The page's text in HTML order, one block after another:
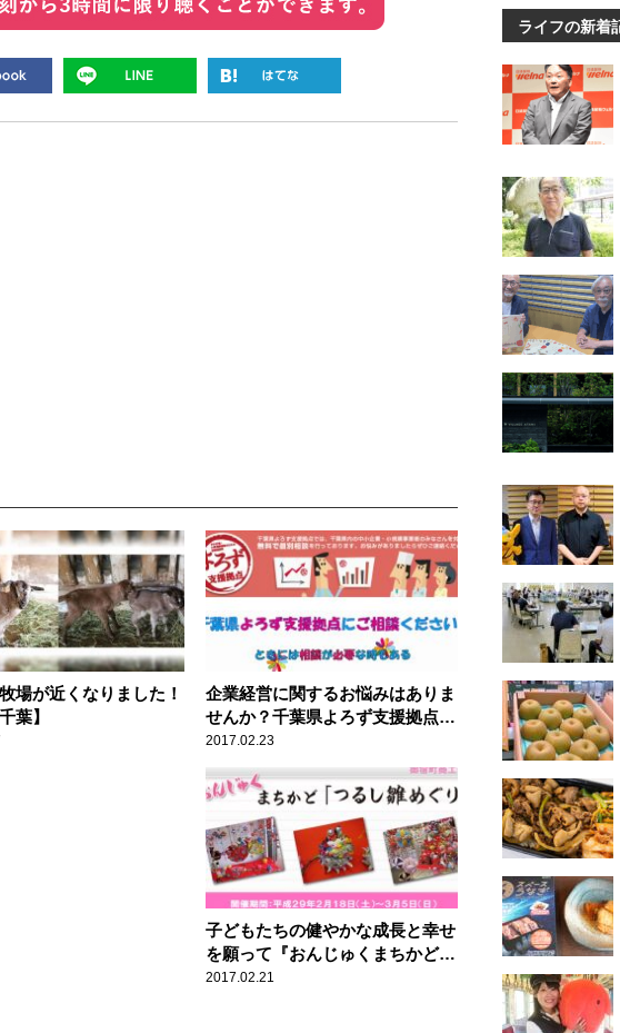
場が近くなりました！
葉】
企業経営に関するお悩みはありま
せんか？千葉県よろず支援拠点
【ハロー千葉】
2017.02.23
子どもたちの健やかな成長と幸せ
を願って『おんじゅくまちかどつ
るし雛めぐり』【ハロー千葉】
2017.02.21
ライフの新着
AD
AD